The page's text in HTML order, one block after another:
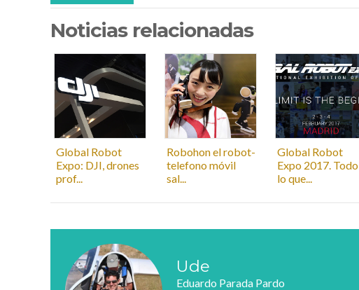
Noticias relacionadas
Global Robot
Expo: DJI, drones
prof...
Robohon el robot-
telefono móvil
sal...
Global Robot
Expo 2017. Todo
lo que...
Ude
Eduardo Parada Pardo